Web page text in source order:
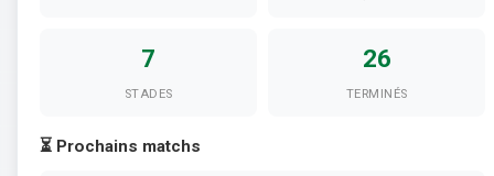
7
STADES
26
TERMINÉS
⏳ Prochains matchs